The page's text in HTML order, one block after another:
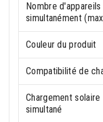
Nombre
simultanément
Couleur du produit
Compatibilité de
Chargement
simultané